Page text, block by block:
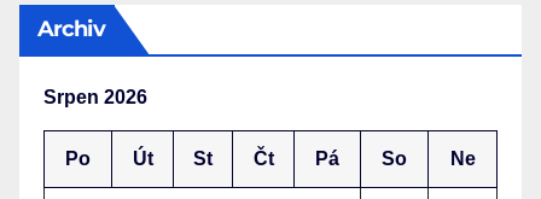
Archiv
Srpen 2026
Po Út St Čt Pá So Ne